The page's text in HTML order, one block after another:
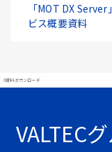
「MOT DX Server
ビス概要資料
#資料ダウンロード
VALTEC